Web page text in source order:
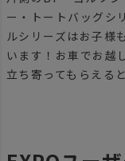
ー・トートバッグシ
ルシリーズはお子様
います！お車でお越
立ち寄ってもらえる